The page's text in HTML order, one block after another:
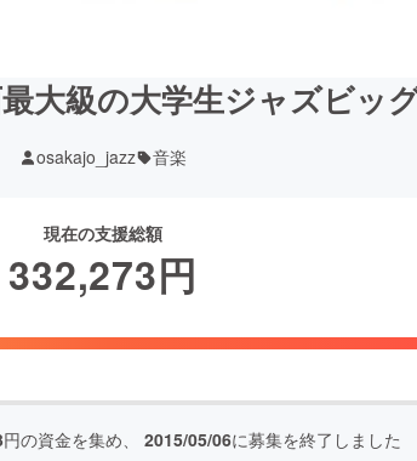
大級の大学生ジャズビッ
osakajo_jazz 音楽
現在の支援総額
332,273円
円の資金を集め、 2015/05/06に募集を終了しました